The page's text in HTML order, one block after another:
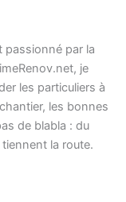
passionné par la
je
les particuliers à
les bonnes
de blabla : du
la route.